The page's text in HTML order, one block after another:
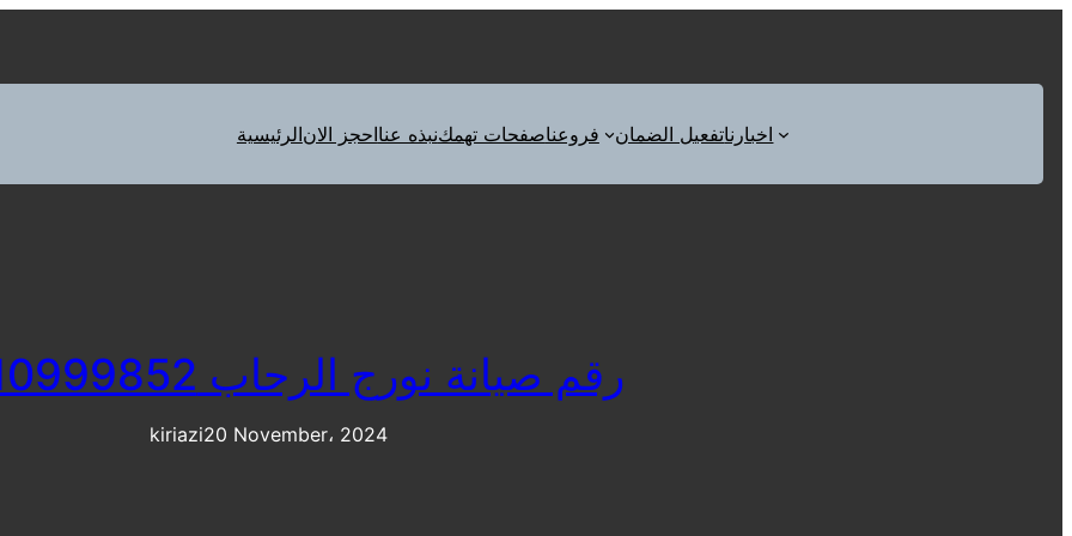
الرئيسيةاحجز الاننبذه عناصفحات تهمكفروعنا تفعيل الضماناخبارنا
رقم صيانة نورج الرحاب 01210999852
kiriazi20 November، 2024